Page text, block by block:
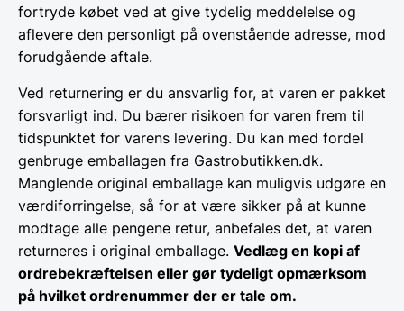
fortryde købet ved at give tydelig meddelelse og
aflevere den personligt på ovenstående adresse, mod
forudgående aftale.
Ved returnering er du ansvarlig for, at varen er pakket
forsvarligt ind. Du bærer risikoen for varen frem til
tidspunktet for varens levering. Du kan med fordel
genbruge emballagen fra Gastrobutikken.dk.
Manglende original emballage kan muligvis udgøre en
værdiforringelse, så for at være sikker på at kunne
modtage alle pengene retur, anbefales det, at varen
returneres i original emballage. Vedlæg en kopi af
ordrebekræftelsen eller gør tydeligt opmærksom
på hvilket ordrenummer der er tale om.